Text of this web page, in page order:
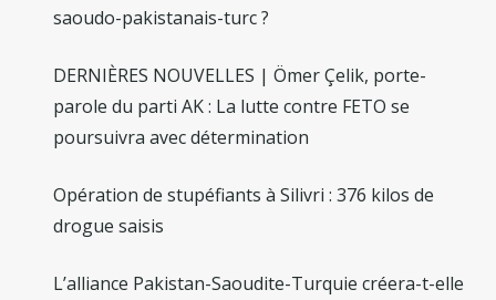
saoudo-pakistanais-turc ?
DERNIÈRES NOUVELLES | Ömer Çelik, porte-
parole du parti AK : La lutte contre FETO se
poursuivra avec détermination
Opération de stupéfiants à Silivri : 376 kilos de
drogue saisis
L’alliance Pakistan-Saoudite-Turquie créera-t-elle